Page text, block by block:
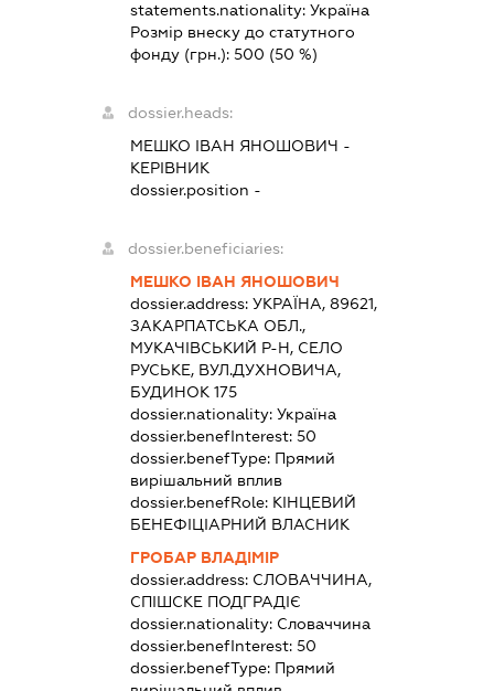
statements.nationality: Україна
Розмір внеску до статутного
фонду (грн.): 500 (50 %)
dossier.heads:
МЕШКО ІВАН ЯНОШОВИЧ -
КЕРІВНИК
dossier.position -
dossier.beneficiaries:
МЕШКО ІВАН ЯНОШОВИЧ
dossier.address: УКРАЇНА, 89621,
ЗАКАРПАТСЬКА ОБЛ.,
МУКАЧІВСЬКИЙ Р-Н, СЕЛО
РУСЬКЕ, ВУЛ.ДУХНОВИЧА,
БУДИНОК 175
dossier.nationality: Україна
dossier.benefInterest: 50
dossier.benefType: Прямий
вирішальний вплив
dossier.benefRole: КІНЦЕВИЙ
БЕНЕФІЦІАРНИЙ ВЛАСНИК
ГРОБАР ВЛАДІМІР
dossier.address: СЛОВАЧЧИНА,
СПІШСКЕ ПОДГРАДІЄ
dossier.nationality: Словаччина
dossier.benefInterest: 50
dossier.benefType: Прямий